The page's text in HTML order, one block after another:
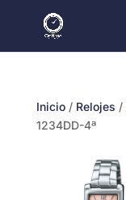
Inicio/ Relojes /
1234DD-4ª